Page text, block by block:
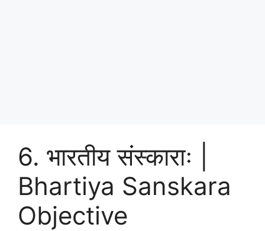
6. भारतीय संस्काराः |
Bhartiya Sanskara
Objective